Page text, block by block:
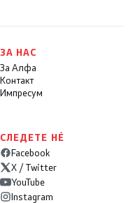
ЗА НАС
За Алфа
Контакт
Импресум
СЛЕДЕТЕ НÉ
Facebook
X / Twitter
YouTube
Instagram